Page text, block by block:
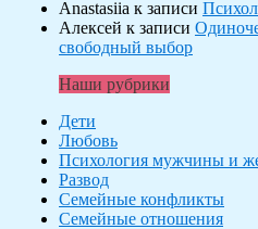
Anastasiia к записи
Алексей к записи
свободный выбор
Наши рубрики
Дети
Любовь
Психология мужчины и
Развод
Семейные конфликты
Семейные отношения